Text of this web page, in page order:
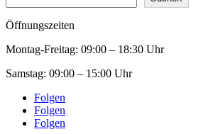
Öffnungszeiten
Montag-Freitag: 09:00 – 18:30 Uhr
Samstag: 09:00 – 15:00 Uhr
Folgen
Folgen
Folgen